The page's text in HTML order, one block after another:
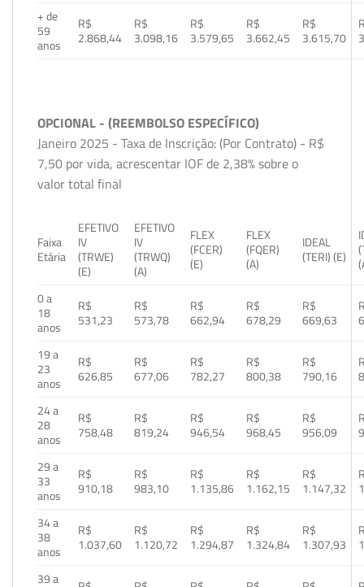
+ de
59
anos
R$
2.868,44
R$
3.098,16
R$
3.579,65
R$
3.662,45
R$
3.615,70
OPCIONAL - (REEMBOLSO ESPECÍFICO)
Janeiro 2025 - Taxa de Inscrição: (Por Contrato) - R$
7,50 por vida, acrescentar IOF de 2,38% sobre o
valor total final
Faixa
Etária
EFETIVO
IV
(TRWE)
(E)
EFETIVO
IV
(TRWQ)
(A)
FLEX
(FCER)
(E)
FLEX
(FQER)
(A)
IDEAL
(TERI) (E)
0 a
18
anos
R$
531,23
R$
573,78
R$
662,94
R$
678,29
R$
669,63
19 a
23
anos
R$
626,85
R$
677,06
R$
782,27
R$
800,38
R$
790,16
24 a
28
anos
R$
758,48
R$
819,24
R$
946,54
R$
968,45
R$
956,09
29 a
33
anos
R$
910,18
R$
983,10
R$
1.135,86
R$
1.162,15
R$
1.147,32
34 a
38
anos
R$
1.037,60
R$
1.120,72
R$
1.294,87
R$
1.324,84
R$
1.307,93
39 a